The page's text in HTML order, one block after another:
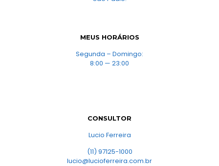
MEUS HORÁRIOS
Segunda – Domingo:
8:00 — 23:00
CONSULTOR
Lucio Ferreira
(11) 97125-1000
lucio@lucioferreira.com.br